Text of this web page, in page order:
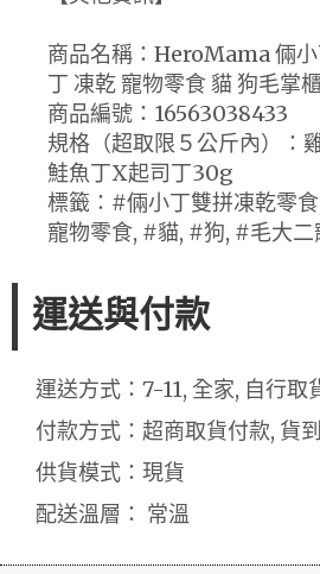
商品名稱：HeroMama 倆
丁 凍乾 寵物零食 貓 狗毛掌
商品編號：16563038433
規格（超取限５公斤內）：
鮭魚丁X起司丁30g
標籤：#倆小丁雙拼凍乾零
寵物零食, #貓, #狗, #毛大二
運送與付款
運送方式：7-11, 全家, 自行取
付款方式：超商取貨付款, 貨
供貨模式：現貨
配送溫層： 常溫